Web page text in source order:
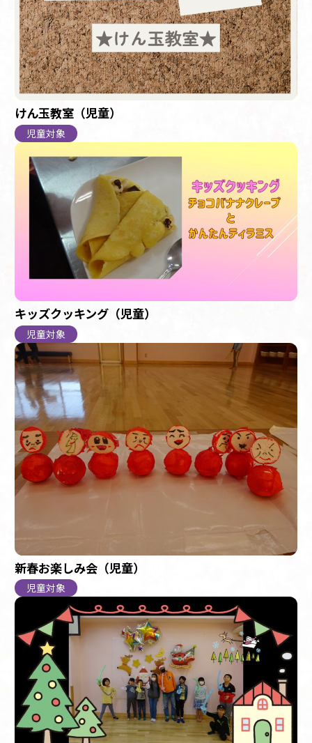
けん玉教室（児童）
児童対象
キッズクッキング（児童）
児童対象
新春お楽しみ会（児童）
児童対象